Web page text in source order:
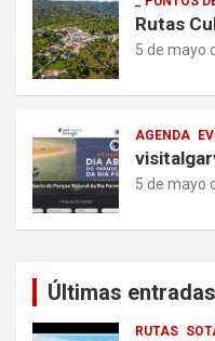
Rutas
5 de mayo
AGENDA
5 de mayo
Últimas entradas
RUTAS